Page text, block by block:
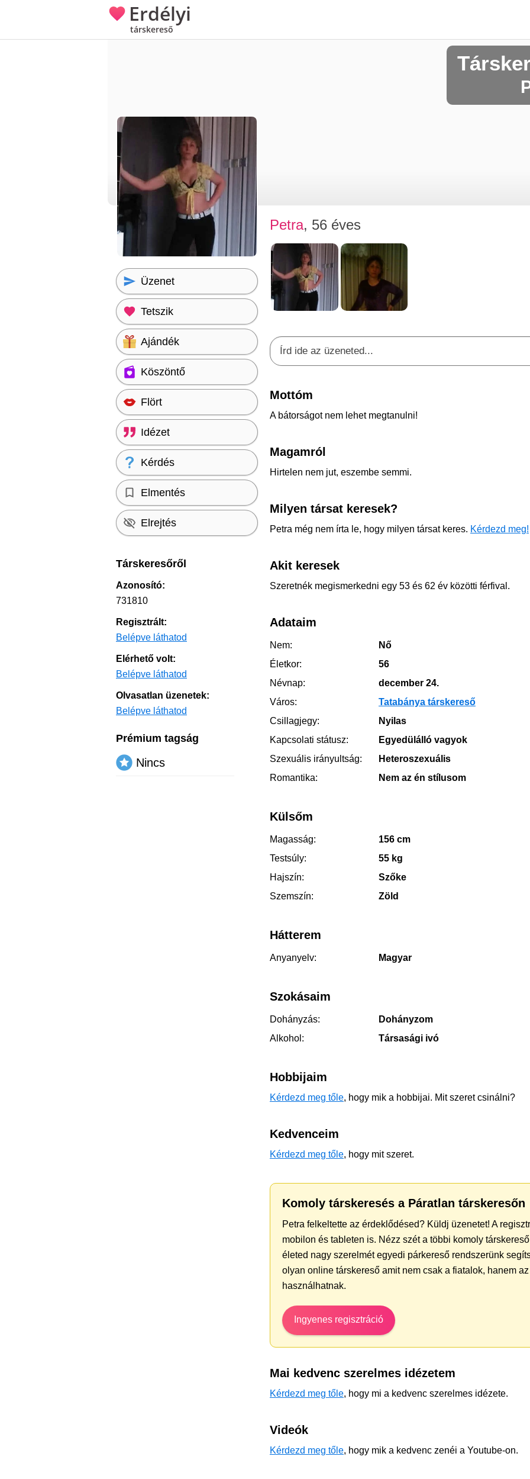
Erdélyi
társkereső
Petra, 56 éves
Mottóm
A bátorságot nem lehet megtanulni!
Magamról
Hirtelen nem jut, eszembe semmi.
Milyen társat keresek?
Petra még nem írta le, hogy milyen társat keres. Kérdezd meg!
Akit keresek
Szeretnék megismerkedni egy 53 és 62 év közötti férfival.
Adataim
Nem:
Nő
Életkor:
56
Névnap:
december 24.
Város:
Tatabánya társkereső
Csillagjegy:
Nyilas
Kapcsolati státusz:
Egyedülálló vagyok
Szexuális irányultság:
Heteroszexuális
Romantika:
Nem az én stílusom
Külsőm
Magasság:
156 cm
Testsúly:
55 kg
Hajszín:
Szőke
Szemszín:
Zöld
Hátterem
Anyanyelv: Magyar
Szokásaim
Dohányzás:
Dohányzom
Alkohol:
Társasági ivó
Hobbijaim
Kérdezd meg tőle, hogy mik a hobbijai. Mit szeret csinálni?
Kedvenceim
Kérdezd meg tőle, hogy mit szeret.
Komoly társkeresés a Páratlan társkeresőn
Petra felkeltette az érdeklődésed? Küldj üzenetet! A
mobilon és tableten is. Nézz szét a többi komoly
életed nagy szerelmét egyedi párkereső rendszerünk
olyan online társkereső amit nem csak a fiatalok, hanem
használhatnak.
Ingyenes regisztráció
Mai kedvenc szerelmes idézetem
Kérdezd meg tőle, hogy mi a kedvenc szerelmes idézete.
Videók
Kérdezd meg tőle, hogy mik a kedvenc zenéi a Youtube-on.
Üzenet
Tetszik
Ajándék
Köszöntő
Flört
Idézet
Kérdés
Elmentés
Elrejtés
Társkeresőről
Azonosító:
731810
Regisztrált:
Belépve láthatod
Elérhető volt:
Belépve láthatod
Olvasatlan üzenetek:
Belépve láthatod
Prémium tagság
Nincs